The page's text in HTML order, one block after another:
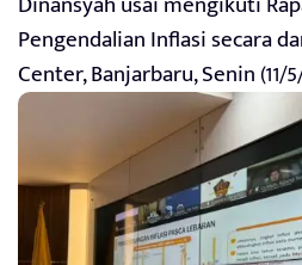
Pengendalian Inflasi secara
Center, Banjarbaru, Senin (11/